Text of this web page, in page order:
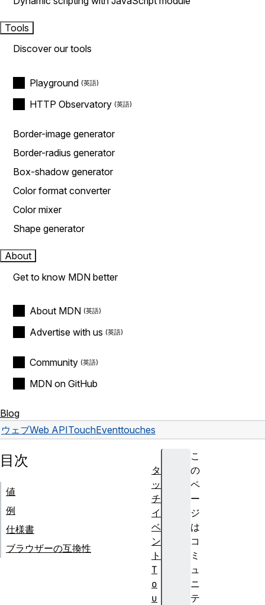
Tools
Discover our tools
Playground
HTTP Observatory
Border-image generator
Border-radius generator
Box-shadow generator
Color format converter
Color mixer
Shape generator
About
Get to know MDN better
About MDN
Advertise with us
Community
MDN on GitHub
Blog
ウェブWeb APITouchEventtouches
こ
の
ペ
ー
ジ
は
コ
ミ
ュ
ニ
テ
目次
値
例
仕様書
ブラウザーの互換性
タ
ッ
チ
イ
ベ
ン
ト
T
o
u